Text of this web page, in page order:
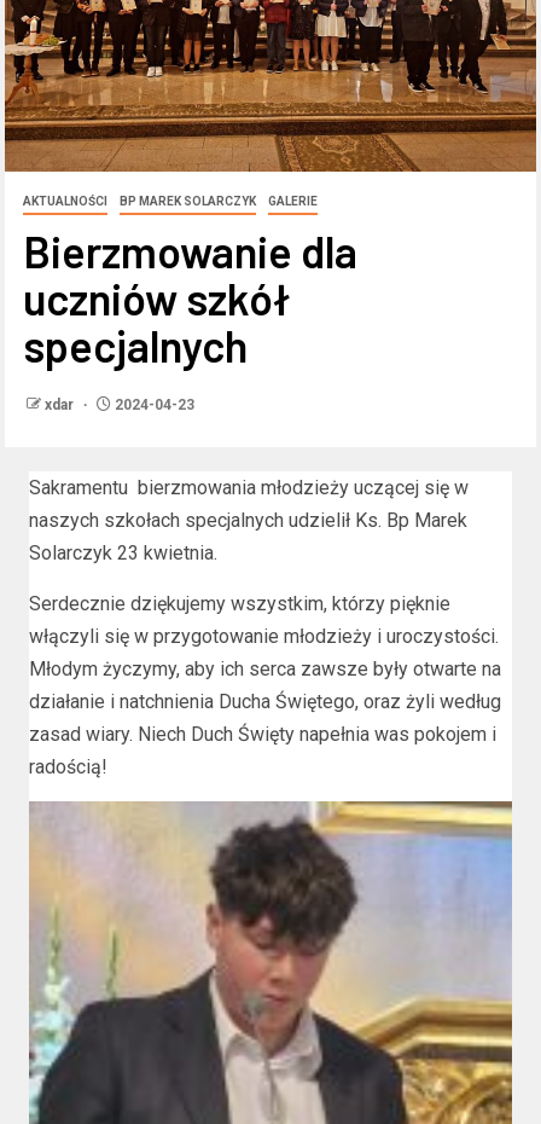
AKTUALNOŚCI BP MAREK SOLARCZYK GALERIE
Bierzmowanie dla
uczniów szkół
specjalnych
xdar 2024-04-23
Sakramentu bierzmowania młodzieży uczącej się w
naszych szkołach specjalnych udzielił Ks. Bp Marek
Solarczyk 23 kwietnia.
Serdecznie dziękujemy wszystkim, którzy pięknie
włączyli się w przygotowanie młodzieży i uroczystości.
Młodym życzymy, aby ich serca zawsze były otwarte na
działanie i natchnienia Ducha Świętego, oraz żyli według
zasad wiary. Niech Duch Święty napełnia was pokojem i
radością!